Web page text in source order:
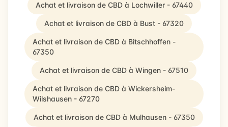
Achat et livraison de CBD à Lochwiller - 67440
Achat et livraison de CBD à Bust - 67320
Achat et livraison de CBD à Bitschhoffen -
67350
Achat et livraison de CBD à Wingen - 67510
Achat et livraison de CBD à Wickersheim-
Wilshausen - 67270
Achat et livraison de CBD à Mulhausen - 67350